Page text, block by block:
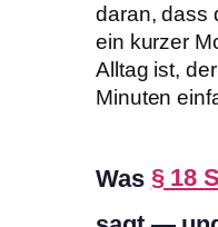
daran, dass
ein kurzer
Alltag ist,
Minuten
Was § 18